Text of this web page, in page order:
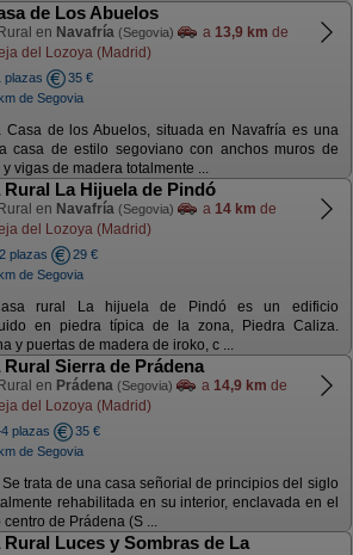
de Los Abuelos
en Navafría (Segovia) a 13,9 km de
del Lozoya (Madrid)
plazas
35 €
de Segovia
Casa de los Abuelos, situada en Navafría es una
casa de estilo segoviano con anchos muros de
vigas de madera totalmente ...
Rural La Hijuela de Pindó
en Navafría (Segovia) a 14 km de
del Lozoya (Madrid)
plazas
29 €
de Segovia
rural La hijuela de Pindó es un edificio
en piedra típica de la zona, Piedra Caliza.
y puertas de madera de iroko, c ...
Rural Sierra de Prádena
en Prádena (Segovia) a 14,9 km de
del Lozoya (Madrid)
plazas
35 €
de Segovia
Se trata de una casa señorial de principios del siglo
rehabilitada en su interior, enclavada en el
centro de Prádena (S ...
Rural Luces y Sombras de La